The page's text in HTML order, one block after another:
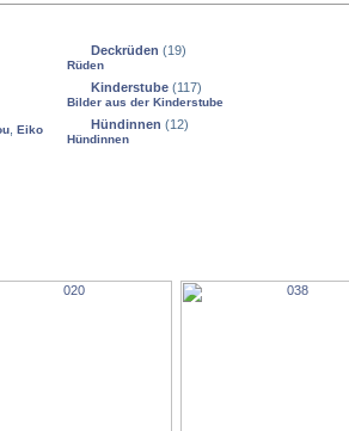
Eiko
Deckrüden (19)
Rüden
Kinderstube (117)
Bilder aus der Kinderstube
Hündinnen (12)
Hündinnen